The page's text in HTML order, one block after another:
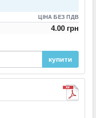
ЦІНА БЕЗ ПДВ
4.00 грн
купити